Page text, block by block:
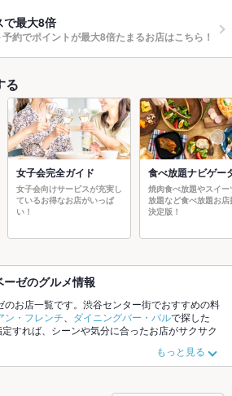
で最大8倍
約でポイントが最大8倍たまるお店はこちら！
る
女子会完全ガイド
女子会向けサービスが充実し
ているお得なお店がいっぱ
い！
食べ放題ナビゲー
焼肉食べ放題やスイー
放題など食べ放題お店
決定版！
ゼのグルメ情報
お店一覧です。渋谷センター街でおすすめの料
ン・フレンチ ダイニングバー・バルで探した
すれば、シーンや気分に合ったお店がサクサク
もチェックしてみてください。ホットペッパーグル
ろん、こだわりメニューからあげ、お茶漬け、
もっと見る